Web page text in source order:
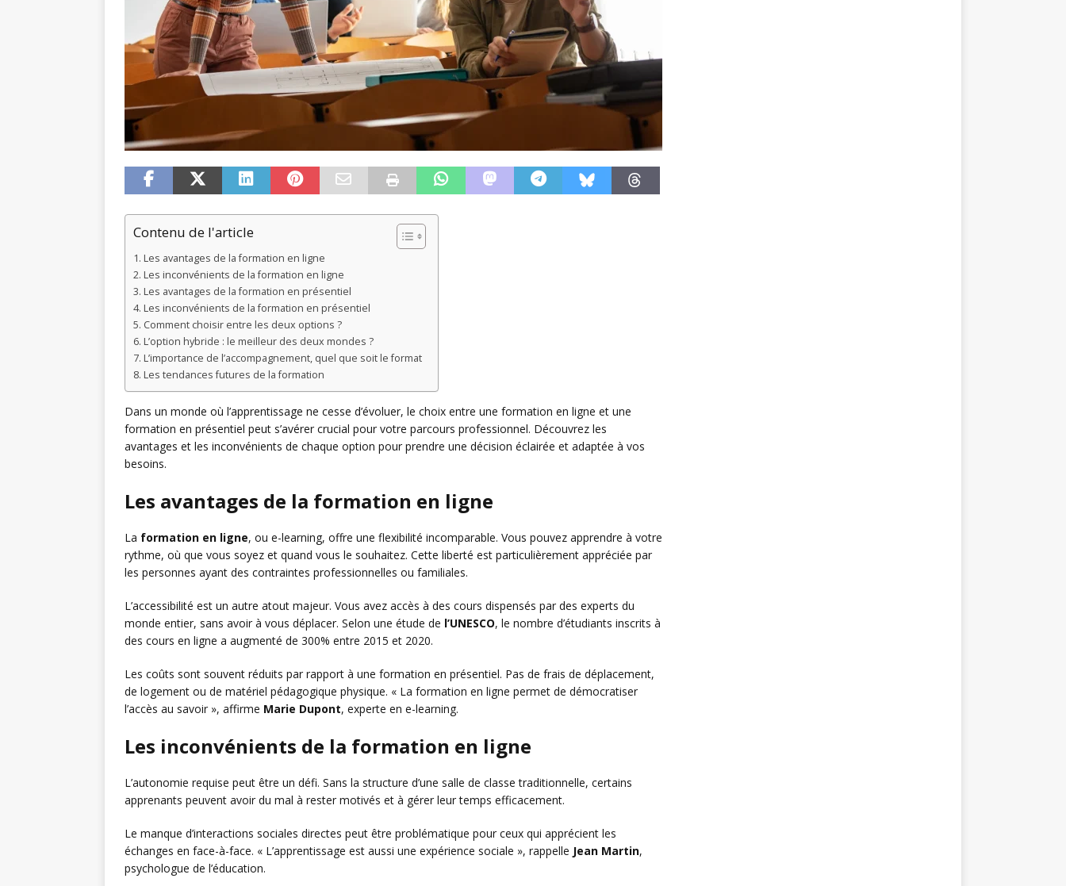
Contenu de l'article
Les avantages de la formation en ligne
Les inconvénients de la formation en ligne
Les avantages de la formation en présentiel
Les inconvénients de la formation en présentiel
Comment choisir entre les deux options ?
L’option hybride : le meilleur des deux mondes ?
L’importance de l’accompagnement, quel que soit le format
Les tendances futures de la formation
Dans un monde où l’apprentissage ne cesse d’évoluer, le choix entre une formation en ligne et une
formation en présentiel peut s’avérer crucial pour votre parcours professionnel. Découvrez les
avantages et les inconvénients de chaque option pour prendre une décision éclairée et adaptée à vos
besoins.
Les avantages de la formation en ligne
La formation en ligne, ou e-learning, offre une flexibilité incomparable. Vous pouvez apprendre à votre
rythme, où que vous soyez et quand vous le souhaitez. Cette liberté est particulièrement appréciée par
les personnes ayant des contraintes professionnelles ou familiales.
L’accessibilité est un autre atout majeur. Vous avez accès à des cours dispensés par des experts du
monde entier, sans avoir à vous déplacer. Selon une étude de l’UNESCO, le nombre d’étudiants inscrits à
des cours en ligne a augmenté de 300% entre 2015 et 2020.
Les coûts sont souvent réduits par rapport à une formation en présentiel. Pas de frais de déplacement,
de logement ou de matériel pédagogique physique. « La formation en ligne permet de démocratiser
l’accès au savoir », affirme Marie Dupont, experte en e-learning.
Les inconvénients de la formation en ligne
L’autonomie requise peut être un défi. Sans la structure d’une salle de classe traditionnelle, certains
apprenants peuvent avoir du mal à rester motivés et à gérer leur temps efficacement.
Le manque d’interactions sociales directes peut être problématique pour ceux qui apprécient les
échanges en face-à-face. « L’apprentissage est aussi une expérience sociale », rappelle Jean Martin,
psychologue de l’éducation.